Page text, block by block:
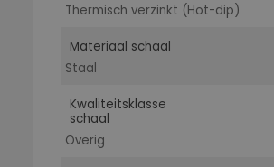
Thermisch verzinkt (Hot-dip)
Materiaal schaal
Staal
Kwaliteitsklasse
schaal
Overig